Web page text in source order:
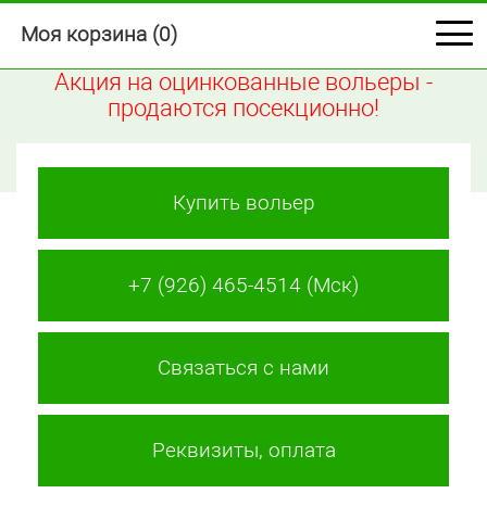
Моя корзина (0)
Акция на оцинкованные вольеры -
продаются посекционно!
Купить вольер
+7 (926) 465-4514 (Мск)
Связаться с нами
Реквизиты, оплата